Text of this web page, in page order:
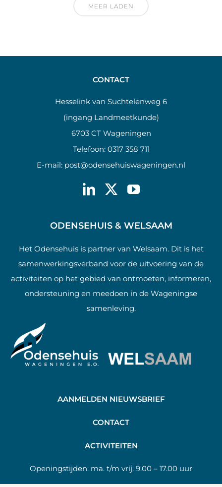
MEER LADEN
CONTACT
Hesselink van Suchtelenweg 6
(ingang Landmeetkunde)
6703 CT Wageningen
Telefoon: 0317 358 711
E-mail: post@odensehuiswageningen.nl
ODENSEHUIS & WELSAAM
Het Odensehuis is partner van Welsaam. Dit is het
samenwerkingsverband voor de uitvoering van de
activiteiten op het gebied van ontmoeten, informeren,
ondersteuning en meedoen in de Wageningse
samenleving.
AANMELDEN NIEUWSBRIEF
CONTACT
ACTIVITEITEN
Openingstijden: ma. t/m vrij. 9.00 – 17.00 uur